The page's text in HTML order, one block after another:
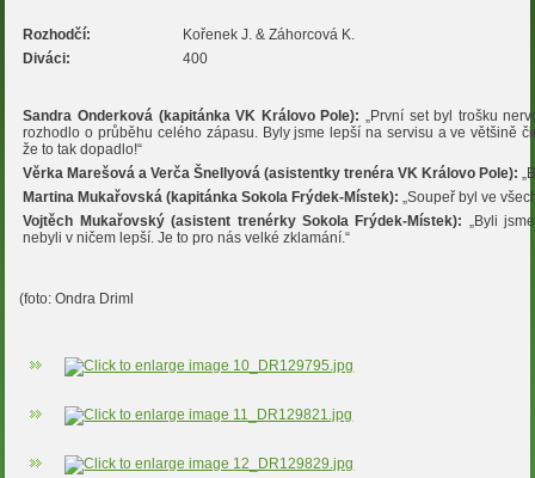
Rozhodčí:
Kořenek J. & Záhorcová K.
Diváci:
400
Sandra Onderková (kapitánka VK Královo Pole): „První set byl trošku
rozhodlo o průběhu celého zápasu. Byly jsme lepší na servisu a ve většině
že to tak dopadlo!“
Věrka Marešová a Verča Šnellyová (asistentky trenéra VK Královo Pole):
Martina Mukařovská (kapitánka Sokola Frýdek-Místek):„Soupeř byl ve
Vojtěch Mukařovský (asistent trenérky Sokola Frýdek-Místek): „Byli
nebyli v ničem lepší. Je to pro nás velké zklamání.“
(foto: Ondra Driml